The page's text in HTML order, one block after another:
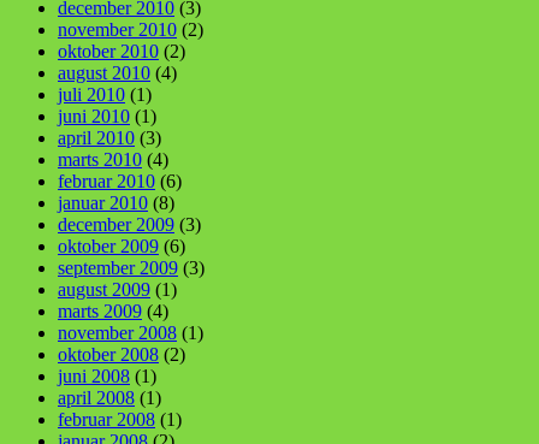
december 2010 (3)
november 2010 (2)
oktober 2010 (2)
august 2010 (4)
juli 2010 (1)
juni 2010 (1)
april 2010 (3)
marts 2010 (4)
februar 2010 (6)
januar 2010 (8)
december 2009 (3)
oktober 2009 (6)
september 2009 (3)
august 2009 (1)
marts 2009 (4)
november 2008 (1)
oktober 2008 (2)
juni 2008 (1)
april 2008 (1)
februar 2008 (1)